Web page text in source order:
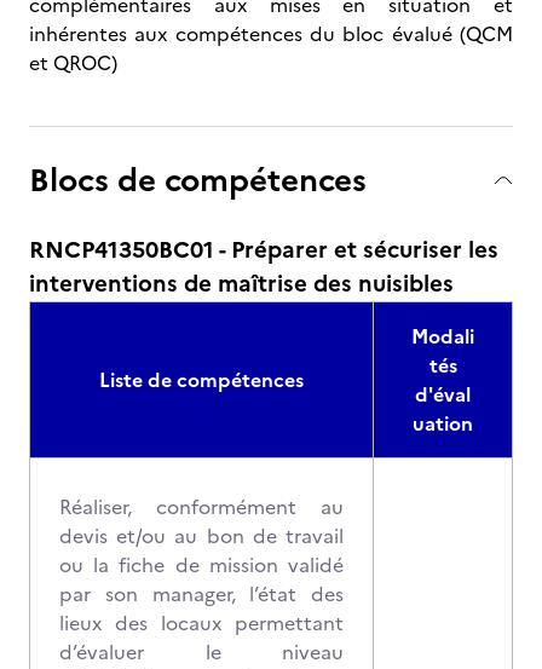
inhérentes aux compétences du bloc évalué (QCM
et QROC)
Blocs de compétences
RNCP41350BC01 - Préparer et sécuriser les
interventions de maîtrise des nuisibles
Liste de compétences
Modali
tés
d'éval
uation
Réaliser, conformément au
devis et/ou au bon de travail
ou la fiche de mission validé
par son manager, l’état des
lieux des locaux permettant
d’évaluer le niveau